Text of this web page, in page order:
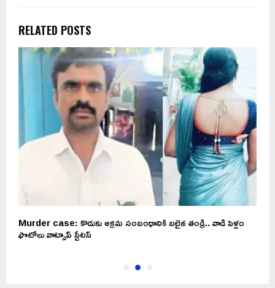
RELATED POSTS
Murder case: కొడుకు అక్రమ సంబంధానికి బలైన తండ్రి.. వాడి పెళ్లం
ఫొటోలు వాట్సాప్ స్టేటస్‌